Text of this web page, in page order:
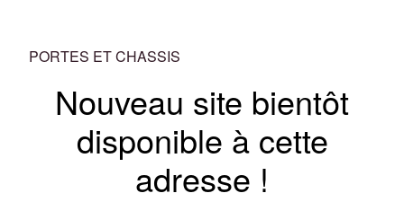
PORTES ET CHASSIS
Nouveau site bientôt
disponible à cette
adresse !